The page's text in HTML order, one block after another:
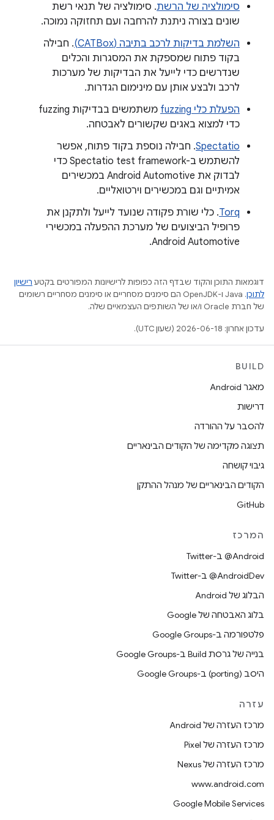
סימולציה של הרשת. סימולציה של תנאי רשת
שונים בצורה ניתנת להרחבה ועם תחזוקה נמוכה.
השלמת בדיקות לרכב בתיבה (CATBox)
. חבילה
בקוד פתוח שמספקת את המסגרות והכלים
שנדרשים כדי לייעל את הבדיקות של מערכות
לרכב ולבצע אותן עם מינימום הגדרות.
הפעלת כלי fuzzing
משתמשים בבדיקות fuzzing
כדי למצוא באגים שקשורים לאבטחה.
Spectatio. חבילה נוספת בקוד פתוח, אפשר
להשתמש ב-Spectatio test framework כדי
לבדוק את Android Automotive במכשירים
אמיתיים וגם במכשירים וירטואליים.
Torq. כלי שורת פקודה שנועד לייעל ולתקנן את
פרופיל הביצועים של מערכת ההפעלה במכשירי
Android Automotive.
דוגמאות התוכן והקוד שבדף הזה כפופות לרישיונות המפורטים בקטע רישיון
לתוכן
.‏ Java ו-OpenJDK הם סימנים מסחריים או סימנים מסחריים רשומים
של חברת Oracle ו/או של השותפים העצמאיים שלה.
עדכון אחרון: 2026-06-18 (שעון UTC).
BUILD
מאגר Android
דרישות
להסבר על ההורדה
תצוגה מקדימה של הקודים הבינאריים
גיבוי קושחה
הקודים הבינאריים של מנהל ההתקן
GitHub
המרכז
‎@Android ב-Twitter
‎@AndroidDev ב-Twitter
הבלוג של Android
בלוג האבטחה של Google
פלטפורמה ב-Google Groups
בנייה של גרסת Build ב-Google Groups
היסב (porting) ב-Google Groups
עזרה
מרכז העזרה של Android
מרכז העזרה של Pixel
מרכז העזרה של Nexus
www.android.com
Google Mobile Services